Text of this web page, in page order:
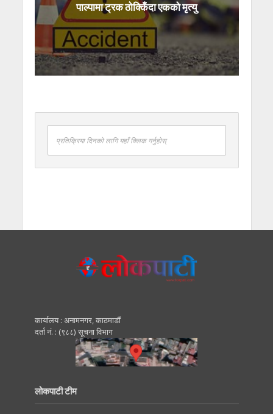
पाल्पामा ट्रक ठोक्किँदा एकको मृत्यु
प्रतिक्रिया दिनको लागि यहाँ क्लिक गर्नुहोस्
कार्यालय : अनामनगर, काठमाडाैं
दर्ता नं. : (९८८) सूचना विभाग
लोकपाटी टीम